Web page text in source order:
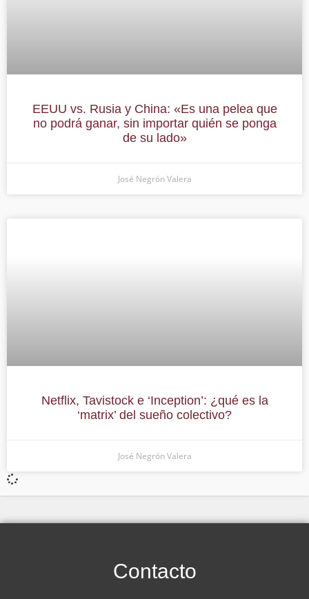
EEUU vs. Rusia y China: «Es una pelea que
no podrá ganar, sin importar quién se ponga
de su lado»
José Negrón Valera
Netflix, Tavistock e ‘Inception’: ¿qué es la
‘matrix’ del sueño colectivo?
José Negrón Valera
Contacto